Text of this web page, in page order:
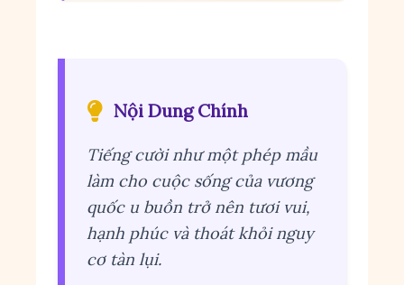
Nội Dung Chính
Tiếng cười như một phép mầu
làm cho cuộc sống của vương
quốc u buồn trở nên tươi vui,
hạnh phúc và thoát khỏi nguy
cơ tàn lụi.